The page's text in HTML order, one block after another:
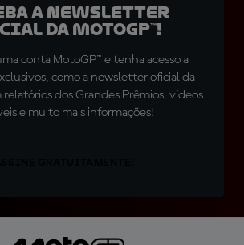
a newsletter
da MotoGP™!
conta MotoGP™ e tenha acesso a
como a newsletter oficial da
relatórios dos Grandes Prêmios, vídeos
e muito mais informações!